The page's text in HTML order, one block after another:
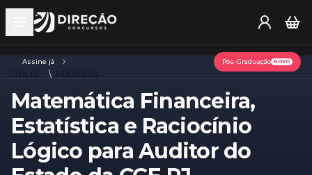
Open main menu
Assine já Pós-Graduação NOVO
Matemática Financeira,
Estatística e Raciocínio
Lógico para Auditor do